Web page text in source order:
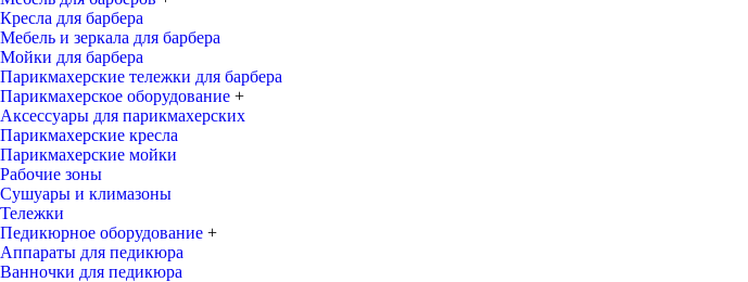
Кресла для барбера
Мебель и зеркала для барбера
Мойки для барбера
Парикмахерские тележки для барбера
Парикмахерское оборудование +
Аксессуары для парикмахерских
Парикмахерские кресла
Парикмахерские мойки
Рабочие зоны
Сушуары и климазоны
Тележки
Педикюрное оборудование +
Аппараты для педикюра
Ванночки для педикюра